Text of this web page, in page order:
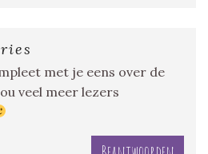
met je eens over de
veel meer lezers